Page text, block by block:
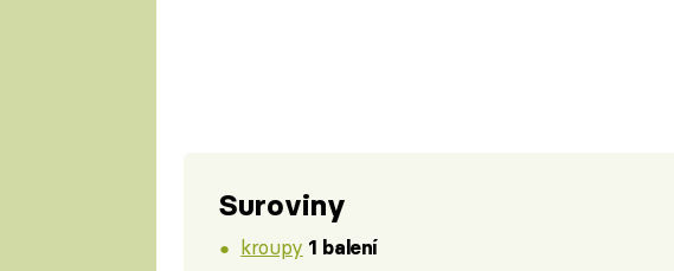
Suroviny
kroupy 1 balení